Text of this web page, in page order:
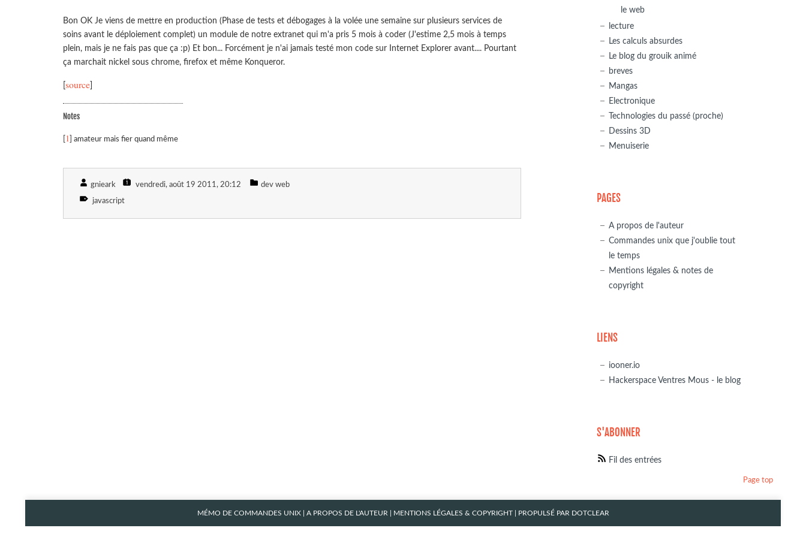
Bon OK Je viens de mettre en production (Phase de tests et débogages à la volée une semaine sur plusieurs services de
soins avant le déploiement complet) un module de notre extranet qui m'a pris 5 mois à coder (J'estime 2,5 mois à temps
plein, mais je ne fais pas que ça :p) Et bon... Forcément je n'ai jamais testé mon code sur Internet Explorer avant.... Pourtant
ça marchait nickel sous chrome, firefox et même Konqueror.
source
Notes
1 ] amateur mais fier quand même
gnieark vendredi, août 19 2011, 20:12 dev web
javascript
le web
lecture
Les calculs absurdes
Le blog du grouik animé
breves
Mangas
Electronique
Technologies du passé (proche)
Dessins 3D
Menuiserie
PAGES
A propos de l'auteur
Commandes unix que j'oublie tout
le temps
Mentions légales & notes de
copyright
LIENS
iooner.io
Hackerspace Ventres Mous - le blog
S'ABONNER
Fil des entrées
MÉMO DE COMMANDES UNIX| A PROPOS DE L'AUTEUR MENTIONS LÉGALES & COPYRIGHT| PROPULSÉ PAR DOTCLEAR
Page top